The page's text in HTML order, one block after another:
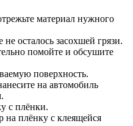
материал нужного
осталось засохшей грязи.
помойте и обсушите
поверхность.
на автомобиль
с плёнки.
на плёнку с клеящейся